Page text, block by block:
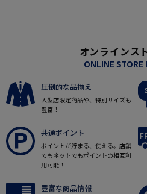
オンラインス
ONLINE STORE
圧倒的な品揃え
大型店限定商品や、特別サイズも
豊富！
共通ポイント
ポイントが貯まる、使える。店舗
でもネットでもポイントの相互利
用可能！
豊富な商品情報